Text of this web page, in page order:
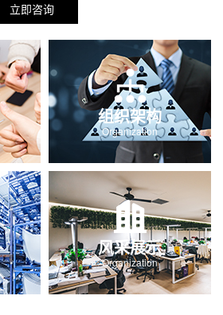
立即咨询
组织架构
Organization
风采展示
Organization